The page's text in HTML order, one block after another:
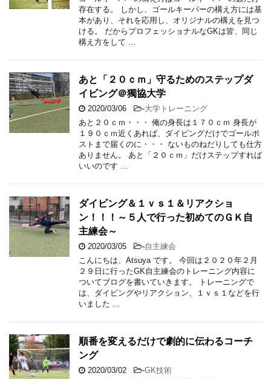
存在する。 しかし、ゴールキーパーの構え方には基
本があり、それを応用し、オリジナルの構えを見つ
ける。 だからプロフェッショナルなGKは皆、同じ
構え方をして …
あと「２０ｃｍ」守るためのステップダ
イビング＠獨協大学
2020/03/06 -大学トレーニング
あと２０ｃｍ・・・ 俺の身長は１７０ｃｍ 身長が
１９０ｃｍ近くあれば、ダイビングだけでゴールポ
ストまで届くのに・・・ ないものねだりしても仕方
ありません。 あと「２０ｃｍ」だけステップすれば
いいのです …
ダイビング＆１ｖｓ１＆リアクショ
ン！！！～５人で行った初めてのＧＫ自
主練会～
2020/03/05 -自主練会
こんにちは、Atsuya です。 今回は２０２０年２月
２９日に行ったGK自主練会のトレーニング内容に
ついてブログを書いていきます。 トレーニングで
は、ダイビングやリアクション、１ｖｓ１などを行
いました …
順番を変えるだけで劇的に伝わるコーチ
ング
2020/03/02 -GK技術